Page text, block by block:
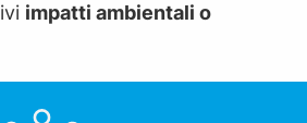
impatti ambientali o